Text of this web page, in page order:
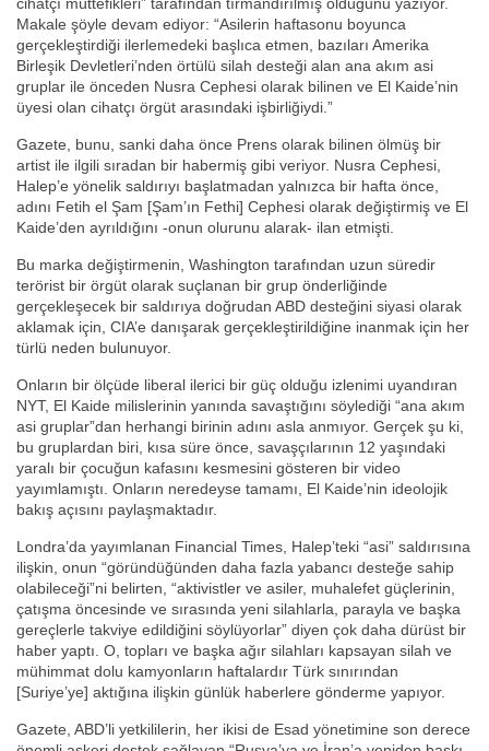
cihatçı müttefikleri” tarafından tırmandırılmış olduğunu yazıyor.
Makale şöyle devam ediyor: “Asilerin haftasonu boyunca
gerçekleştirdiği ilerlemedeki başlıca etmen, bazıları Amerika
Birleşik Devletleri’nden örtülü silah desteği alan ana akım asi
gruplar ile önceden Nusra Cephesi olarak bilinen ve El Kaide’nin
üyesi olan cihatçı örgüt arasındaki işbirliğiydi.”
Gazete, bunu, sanki daha önce Prens olarak bilinen ölmüş bir
artist ile ilgili sıradan bir habermiş gibi veriyor. Nusra Cephesi,
Halep’e yönelik saldırıyı başlatmadan yalnızca bir hafta önce,
adını Fetih el Şam [Şam’ın Fethi] Cephesi olarak değiştirmiş ve El
Kaide’den ayrıldığını -onun olurunu alarak- ilan etmişti.
Bu marka değiştirmenin, Washington tarafından uzun süredir
terörist bir örgüt olarak suçlanan bir grup önderliğinde
gerçekleşecek bir saldırıya doğrudan ABD desteğini siyasi olarak
aklamak için, CIA’e danışarak gerçekleştirildiğine inanmak için her
türlü neden bulunuyor.
Onların bir ölçüde liberal ilerici bir güç olduğu izlenimi uyandıran
NYT, El Kaide milislerinin yanında savaştığını söylediği “ana akım
asi gruplar”dan herhangi birinin adını asla anmıyor. Gerçek şu ki,
bu gruplardan biri, kısa süre önce, savaşçılarının 12 yaşındaki
yaralı bir çocuğun kafasını kesmesini gösteren bir video
yayımlamıştı. Onların neredeyse tamamı, El Kaide’nin ideolojik
bakış açısını paylaşmaktadır.
Londra’da yayımlanan Financial Times, Halep’teki “asi” saldırısına
ilişkin, onun “göründüğünden daha fazla yabancı desteğe sahip
olabileceği”ni belirten, “aktivistler ve asiler, muhalefet güçlerinin,
çatışma öncesinde ve sırasında yeni silahlarla, parayla ve başka
gereçlerle takviye edildiğini söylüyorlar” diyen çok daha dürüst bir
haber yaptı. O, topları ve başka ağır silahları kapsayan silah ve
mühimmat dolu kamyonların haftalardır Türk sınırından
[Suriye’ye] aktığına ilişkin günlük haberlere gönderme yapıyor.
Gazete, ABD’li yetkililerin, her ikisi de Esad yönetimine son derece